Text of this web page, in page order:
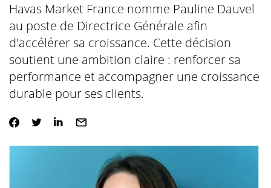
Havas Market France nomme Pauline Dauvel
au poste de Directrice Générale afin
d'accélérer sa croissance. Cette décision
soutient une ambition claire : renforcer sa
performance et accompagner une croissance
durable pour ses clients.